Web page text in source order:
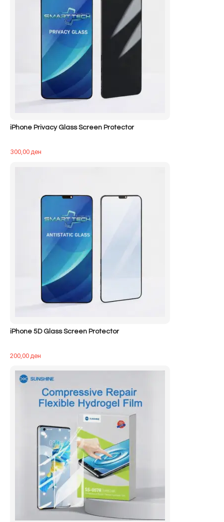
iPhone Privacy Glass Screen Protector
300,00ден
iPhone 5D Glass Screen Protector
200,00ден